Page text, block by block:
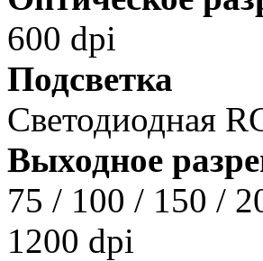
600 dpi
Подсветка
Светодиодная
Выходное
75 / 100 / 150 /
1200 dpi